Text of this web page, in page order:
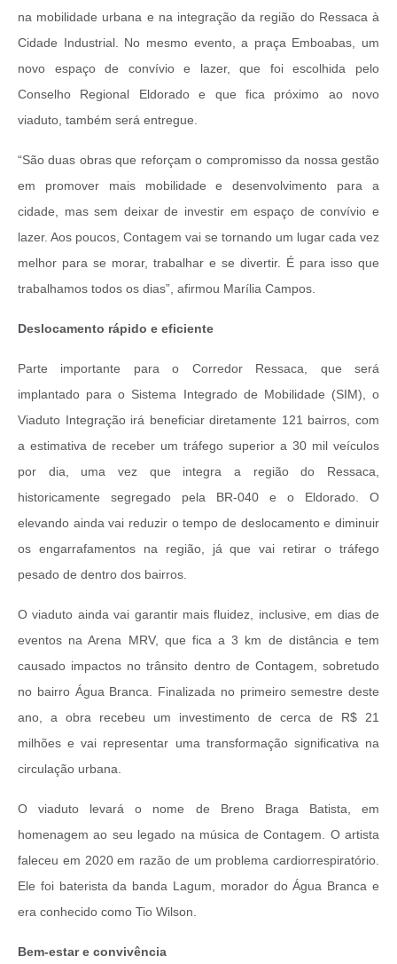
na mobilidade urbana e na integração da região do Ressaca à
Cidade Industrial. No mesmo evento, a praça Emboabas, um
novo espaço de convívio e lazer, que foi escolhida pelo
Conselho Regional Eldorado e que fica próximo ao novo
viaduto, também será entregue.
“São duas obras que reforçam o compromisso da nossa gestão
em promover mais mobilidade e desenvolvimento para a
cidade, mas sem deixar de investir em espaço de convívio e
lazer. Aos poucos, Contagem vai se tornando um lugar cada vez
melhor para se morar, trabalhar e se divertir. É para isso que
trabalhamos todos os dias”, afirmou Marília Campos.
Deslocamento rápido e eficiente
Parte importante para o Corredor Ressaca, que será
implantado para o Sistema Integrado de Mobilidade (SIM), o
Viaduto Integração irá beneficiar diretamente 121 bairros, com
a estimativa de receber um tráfego superior a 30 mil veículos
por dia, uma vez que integra a região do Ressaca,
historicamente segregado pela BR-040 e o Eldorado. O
elevando ainda vai reduzir o tempo de deslocamento e diminuir
os engarrafamentos na região, já que vai retirar o tráfego
pesado de dentro dos bairros.
O viaduto ainda vai garantir mais fluidez, inclusive, em dias de
eventos na Arena MRV, que fica a 3 km de distância e tem
causado impactos no trânsito dentro de Contagem, sobretudo
no bairro Água Branca. Finalizada no primeiro semestre deste
ano, a obra recebeu um investimento de cerca de R$ 21
milhões e vai representar uma transformação significativa na
circulação urbana.
O viaduto levará o nome de Breno Braga Batista, em
homenagem ao seu legado na música de Contagem. O artista
faleceu em 2020 em razão de um problema cardiorrespiratório.
Ele foi baterista da banda Lagum, morador do Água Branca e
era conhecido como Tio Wilson.
Bem-estar e convivência